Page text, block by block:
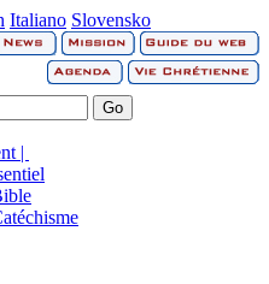
Italiano Slovensko
|